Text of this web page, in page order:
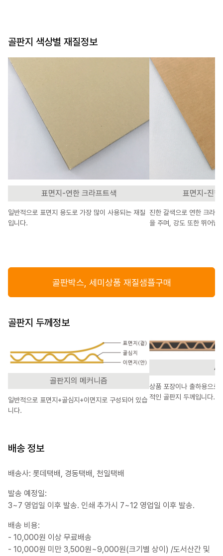
골판지 색상별 재질정보
표면지-연한 크라프트색
일반적으로 표면지 용도로 가장 많이 사용되는 재질
입니다.
표면지-진한
진한 갈색으로 연한 크라
을 주며, 강도 또한 뛰어납
골판박스, 세미상품 재질샘플구매
골판지 두께정보
골판지의 메커니즘
일반적으로 표면지+골심지+이면지로 구성되어 있습
니다.
A
상품 포장이나 출하용으로
적인 골판지 두께입니다.
배송 정보
배송사: 롯데택배, 경동택배, 천일택배
발송 예정일:
3~7 영업일 이후 발송. 인쇄 추가시 7~12 영업일 이후 발송.
배송 비용:
- 10,000원 이상 무료배송
- 10,000원 미만 3,500원~9,000원(크기별 상이) /도서산간 및